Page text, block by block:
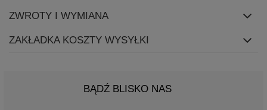
ZWROTY I WYMIANA
ZAKŁADKA KOSZTY WYSYŁKI
BĄDŹ BLISKO NAS